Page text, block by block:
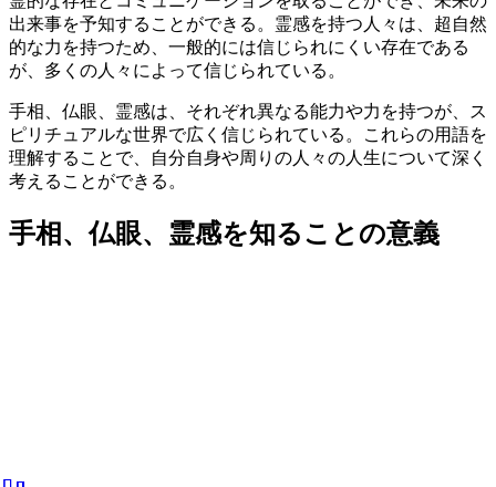
出来事を予知することができる。霊感を持つ人々は、超自然
的な力を持つため、一般的には信じられにくい存在である
が、多くの人々によって信じられている。
手相、仏眼、霊感は、それぞれ異なる能力や力を持つが、ス
ピリチュアルな世界で広く信じられている。これらの用語を
理解することで、自分自身や周りの人々の人生について深く
考えることができる。
手相、仏眼、霊感を知ることの意義